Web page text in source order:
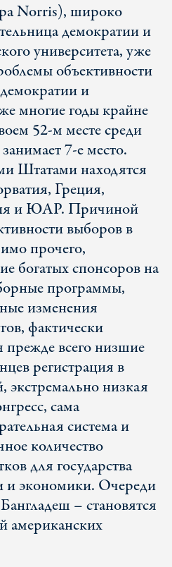
Norris), широко
демократии и
университета, уже
объективности
и
многие годы крайне
52-м месте среди
7-е место.
Штатами находятся
Греция,
и ЮАР. Причиной
выборов в
прочего,
богатых спонсоров на
программы,
изменения
фактически
всего низшие
регистрация в
экстремально низкая
сама
система и
количество
для государства
и экономики. Очереди
– становятся
американских